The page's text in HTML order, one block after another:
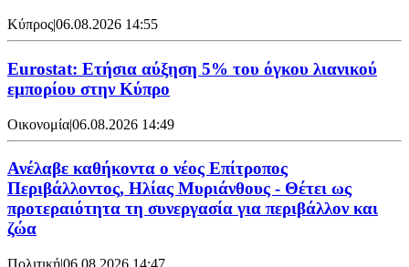
Κύπρος|06.08.2026 14:55
Eurostat: Ετήσια αύξηση 5% του όγκου λιανικού
εμπορίου στην Κύπρο
Οικονομία|06.08.2026 14:49
Ανέλαβε καθήκοντα ο νέος Επίτροπος
Περιβάλλοντος, Ηλίας Μυριάνθους - Θέτει ως
προτεραιότητα τη συνεργασία για περιβάλλον και
ζώα